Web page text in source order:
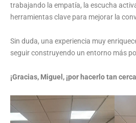
trabajando la empatía, la escucha
herramientas clave para mejorar la
Sin duda, una experiencia muy
seguir construyendo un entorno más
¡Gracias, Miguel, ¡por hacerlo tan